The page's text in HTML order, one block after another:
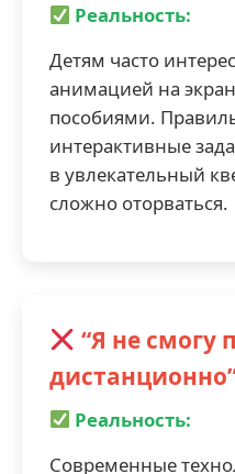
Реальность:
Детям часто
анимацией на
пособиями.
интерактивные
в увлекательный
сложно оторваться.
“Я не смогу
Реальность:
Современные